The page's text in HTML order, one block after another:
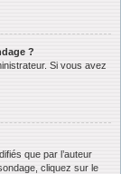
?
Si vous avez
que par l’auteur
cliquez sur le